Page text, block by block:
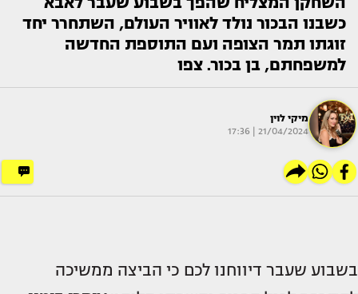
כשבנו הבכור נולד לאוויר העולם, השתחרר יחד
זוגתו תמר הצופה ועם התוספת החדשה
למשפחתם, בן בכור. צפו
מיקי לוין
21/04/2024 | 17:36
בשבוע שעבר דיווחנו לכם כי הביצה ממשיכה